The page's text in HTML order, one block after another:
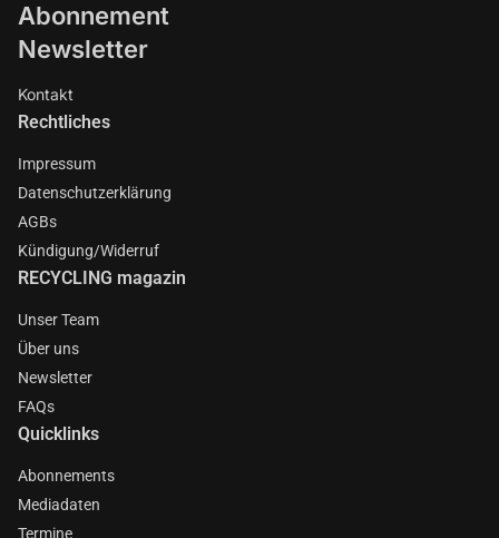
Abonnement
Newsletter
Kontakt
Rechtliches
Impressum
Datenschutzerklärung
AGBs
Kündigung/Widerruf
RECYCLING magazin
Unser Team
Über uns
Newsletter
FAQs
Quicklinks
Abonnements
Mediadaten
Termine